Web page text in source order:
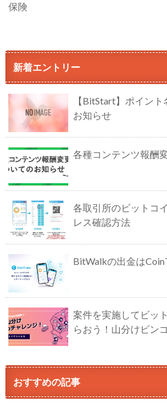
保険
新着エントリー
【BitStart】ポイン
お知らせ
各種コンテンツ報酬
各取引所のビットコ
レス確認方法
BitWalkの出金は
案件を実施してビッ
らおう！山分けビン
おすすめの記事